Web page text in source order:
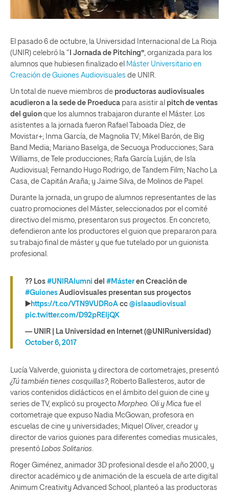
El pasado 6 de octubre, la Universidad Internacional de La Rioja
(UNIR) celebró la “ I Jornada de Pitching”, organizada para los
alumnos que hubiesen finalizado el Máster Universitario en
Creación de Guiones Audiovisuales de UNIR.
Un total de nueve miembros de productoras audiovisuales
acudieron a la sede de Proeduca para asistir al pitch de ventas
del guion que los alumnos trabajaron durante el Máster. Los
asistentes a la jornada fueron Rafael Taboada Díez, de
Movistar+; Inma García, de Magnolia TV; Mikel Barón, de Big
Band Media; Mariano Baselga, de Secuoya Producciones; Sara
Williams, de Tele producciones; Rafa García Luján, de Isla
Audiovisual; Fernando Hugo Rodrigo, de Tandem Film; Nacho La
Casa, de Capitán Araña; y Jaime Silva, de Molinos de Papel.
Durante la jornada, un grupo de alumnos representantes de las
cuatro promociones del Máster, seleccionados por el comité
directivo del mismo, presentaron sus proyectos. En concreto,
defendieron ante los productores el guion que prepararon para
su trabajo final de máster y que fue tutelado por un guionista
profesional.
?? Los #UNIRAlumni del #Máster en Creación de
#Guiones Audiovisuales presentan sus proyectos
▶️https://t.co/VTN9VUDRoA cc @islaaudiovisual
pic.twitter.com/D92pREIjQX
— UNIR | La Universidad en Internet (@UNIRuniversidad)
October 6, 2017
Lucía Valverde, guionista y directora de cortometrajes, presentó
¿Tú también tienes cosquillas?; Roberto Ballesteros, autor de
varios contenidos didácticos en el ámbito del guion de cine y
series de TV, explicó su proyecto Morpheo. Oli y Mica fue el
cortometraje que expuso Nadia McGowan, profesora en
escuelas de cine y universidades; Miquel Oliver, creador y
director de varios guiones para diferentes comedias musicales,
presentó Lobos Solitarios.
Roger Giménez, animador 3D profesional desde el año 2000, y
director académico y de animación de la escuela de arte digital
Animum Creativity Advanced School, planteó a las productoras